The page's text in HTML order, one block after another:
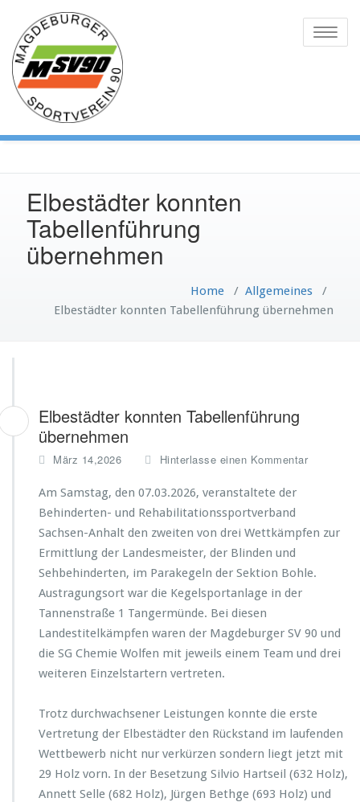
content
Toggle
Elbestädter konnten
Tabellenführung
übernehmen
Home / Allgemeines /
Elbestädter konnten Tabellenführung übernehmen
Elbestädter konnten Tabellenführung
übernehmen
März 14,2026 Hinterlasse einen Kommentar
Am Samstag, den 07.03.2026, veranstaltete der
Behinderten- und Rehabilitationssportverband
Sachsen-Anhalt den zweiten von drei Wettkämpfen zur
Ermittlung der Landesmeister, der Blinden und
Sehbehinderten, im Parakegeln der Sektion Bohle.
Austragungsort war die Kegelsportanlage in der
Tannenstraße 1 Tangermünde. Bei diesen
Landestitelkämpfen waren der Magdeburger SV 90 und
die SG Chemie Wolfen mit jeweils einem Team und drei
weiteren Einzelstartern vertreten.
Trotz durchwachsener Leistungen konnte die erste
Vertretung der Elbestädter den Rückstand im laufenden
Wettbewerb nicht nur verkürzen sondern liegt jetzt mit
29 Holz vorn. In der Besetzung Silvio Hartseil (632 Holz),
Annett Selle (682 Holz), Jürgen Bethge (693 Holz) und